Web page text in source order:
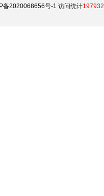
备2020068656号-1 访问统计197932